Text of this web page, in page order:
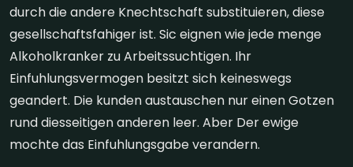
durch die andere Knechtschaft substituieren, diese
gesellschaftsfahiger ist. Sic eignen wie jede menge
Alkoholkranker zu Arbeitssuchtigen. Ihr
Einfuhlungsvermogen besitzt sich keineswegs
geandert. Die kunden austauschen nur einen Gotzen
rund diesseitigen anderen leer. Aber Der ewige
mochte das Einfuhlungsgabe verandern.